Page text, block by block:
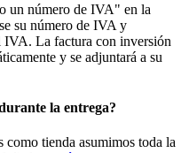
un número de IVA" en la
su número de IVA y
IVA. La factura con inversión
y se adjuntará a su
la entrega?
como tienda asumimos toda la